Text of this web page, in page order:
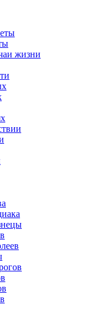
жизни